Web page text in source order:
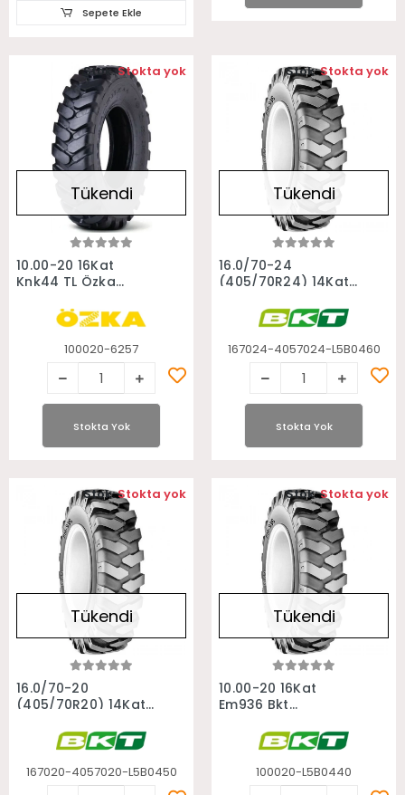
Sepete Ekle
Stokta Yok
Tükendi
10.00-20 16Kat
Knk44 TL Özka
100020-6257
Stok:Stokta yok
Stokta Yok
Stokta Yok
Tükendi
16.0/70-24
(405/70R24) 14Kat
Ekskavatör Lastiği
167024-4057024-L5B0460
Stok:Stokta yok
Stokta Yok
Stokta Yok
Tükendi
16.0/70-20
(405/70R20) 14Kat
Ekskavatör Lastiği
167020-4057020-L5B0450
Stok:Stokta yok
Stokta Yok
Tükendi
10.00-20 16Kat
Em936 Bkt
100020-L5B0440
Stok:Stokta yok